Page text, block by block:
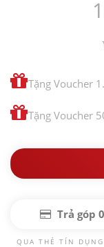
Tặng Voucher
Tặng Voucher
Trả góp
QUA THẺ TÍN